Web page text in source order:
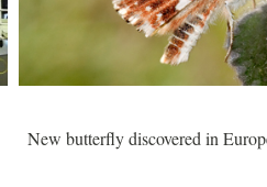
New butterfly discovered in